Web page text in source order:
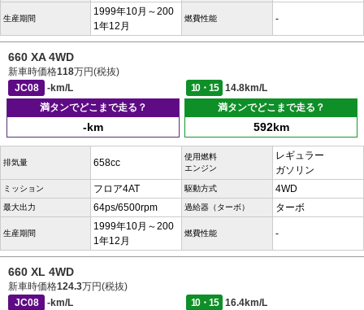
生産期間
1999年10月～200
1年12月
燃費性能 -
660 XA 4WD
新車時価格118万円(税抜)
JC08
-km/L 10・15
14.8km/L
満タンでどこまで走る？
-km
満タンでどこまで走る？
592km
排気量 658cc
使用燃料
エンジン
レギュラー
ガソリン
ミッション フロア4AT 駆動方式 4WD
最大出力 64ps/6500rpm 過給器（ターボ） ターボ
生産期間
1999年10月～200
1年12月
燃費性能 -
660 XL 4WD
新車時価格124.3万円(税抜)
JC08
-km/L 10・15
16.4km/L